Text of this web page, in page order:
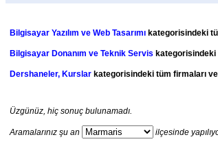
Bilgisayar Yazılım ve Web Tasarımı kategorisindeki
Bilgisayar Donanım ve Teknik Servis kategorisindeki
Dershaneler, Kurslar kategorisindeki tüm firmaları
Üzgünüz, hiç sonuç bulunamadı.
Aramalarınız şu an
ilçesinde